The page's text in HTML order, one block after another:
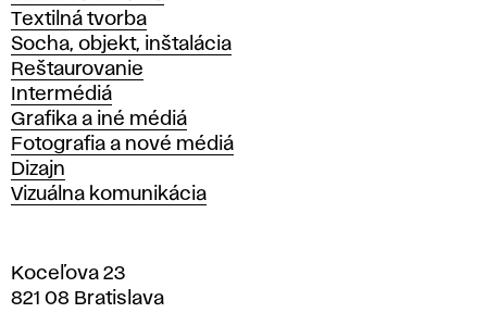
Textilná tvorba
Socha, objekt, inštalácia
Reštaurovanie
Intermédiá
Grafika a iné médiá
Fotografia a nové médiá
Dizajn
Vizuálna komunikácia
Koceľova 23
821 08 Bratislava